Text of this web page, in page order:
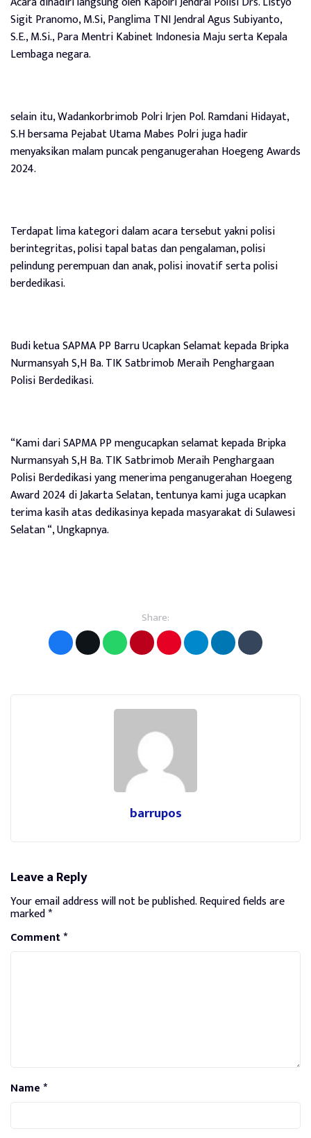
Sigit Pranomo, M.Si, Panglima TNI Jendral Agus Subiyanto,
S.E., M.Si., Para Mentri Kabinet Indonesia Maju serta Kepala
Lembaga negara.
selain itu, Wadankorbrimob Polri Irjen Pol. Ramdani Hidayat,
S.H bersama Pejabat Utama Mabes Polri juga hadir
menyaksikan malam puncak penganugerahan Hoegeng Awards
2024.
Terdapat lima kategori dalam acara tersebut yakni polisi
berintegritas, polisi tapal batas dan pengalaman, polisi
pelindung perempuan dan anak, polisi inovatif serta polisi
berdedikasi.
Budi ketua SAPMA PP Barru Ucapkan Selamat kepada Bripka
Nurmansyah S,H Ba. TIK Satbrimob Meraih Penghargaan
Polisi Berdedikasi.
“Kami dari SAPMA PP mengucapkan selamat kepada Bripka
Nurmansyah S,H Ba. TIK Satbrimob Meraih Penghargaan
Polisi Berdedikasi yang menerima penganugerahan Hoegeng
Award 2024 di Jakarta Selatan, tentunya kami juga ucapkan
terima kasih atas dedikasinya kepada masyarakat di Sulawesi
Selatan “, Ungkapnya.
Share:
barrupos
Leave a Reply
Your email address will not be published.Required fields are
marked*
Comment*
Name*